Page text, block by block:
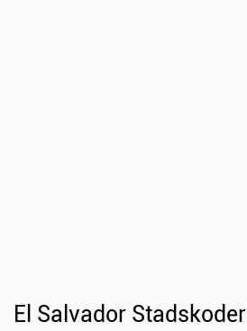
El Salvador Stadskoder